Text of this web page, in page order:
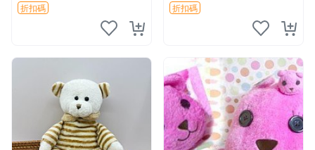
折扣碼
折扣碼